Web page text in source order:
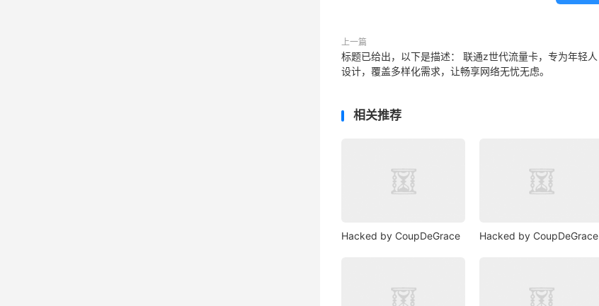
上一篇
标题已给出，以下是描述： 联通z世代流量卡，专为年轻人
设计，覆盖多样化需求，让畅享网络无忧无虑。
相关推荐
Hacked by CoupDeGrace Hacked by CoupDeGrace